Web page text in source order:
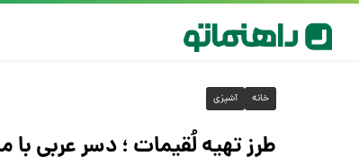
خانه آشپزی
طرز تهیه لُقیمات ؛ دسر عربی